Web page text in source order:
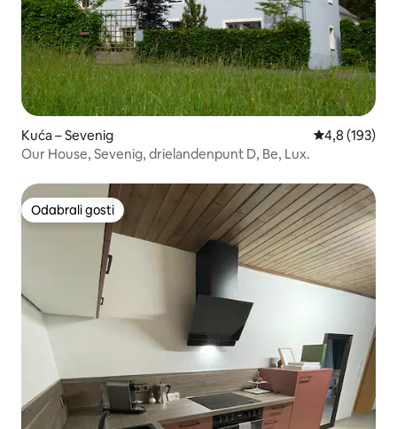
Kuća – Sevenig Prosječna
4,8 (193)
Our House, Sevenig, drielandenpunt D, Be, Lux.
Odabrali gosti
Odabrali gosti